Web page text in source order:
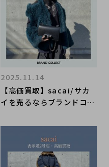
【高価買取】sacai/サカ
イを売るならブランドコレ
レディースアパレルの高価
買取に自信があります！冬
モノは“今”お売りくださ
い！
2025.11.14